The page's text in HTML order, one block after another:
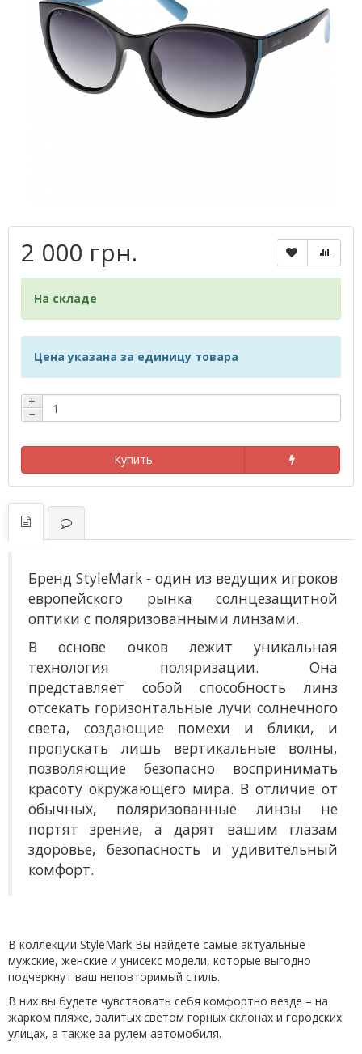
2 000 грн.
На складе
Цена указана за единицу товара
+
−
Купить
Бренд StyleMark - один из ведущих игроков
европейского рынка солнцезащитной
оптики с поляризованными линзами.
В основе очков лежит уникальная
технология поляризации. Она
представляет собой способность линз
отсекать горизонтальные лучи солнечного
света, создающие помехи и блики, и
пропускать лишь вертикальные волны,
позволяющие безопасно воспринимать
красоту окружающего мира. В отличие от
обычных, поляризованные линзы не
портят зрение, а дарят вашим глазам
здоровье, безопасность и удивительный
комфорт.
В коллекции StyleMark Вы найдете самые актуальные
мужские, женские и унисекс модели, которые выгодно
подчеркнут ваш неповторимый стиль.
В них вы будете чувствовать себя комфортно везде – на
жарком пляже, залитых светом горных склонах и городских
улицах, а также за рулем автомобиля.